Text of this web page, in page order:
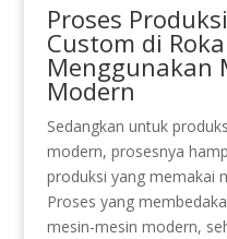
Proses
Custom di
Menggunakan
Modern
Sedangkan untuk
modern, prosesnya
produksi yang memakai
Proses yang
mesin-mesin modern,